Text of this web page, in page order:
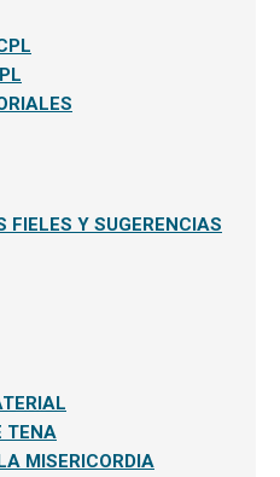
FIELES Y SUGERENCIAS
TENA
MISERICORDIA